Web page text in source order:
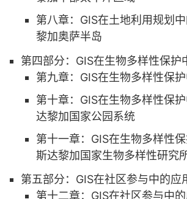
第八章：GIS在土地利用规划
黎加奥萨半岛
第四部分：GIS在生物多样性保护
第九章：GIS在生物多样性保
第十章：GIS在生物多样性保
达黎加国家公园系统
第十一章：GIS在生物多样性
斯达黎加国家生物多样性研究
第五部分：GIS在社区参与中的应
第十二章：GIS在社区参与中